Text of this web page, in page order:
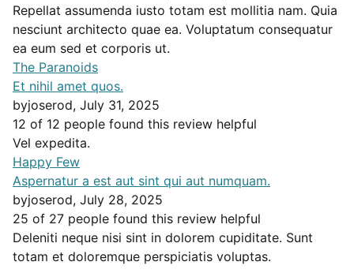
Repellat assumenda iusto totam est mollitia nam. Quia
nesciunt architecto quae ea. Voluptatum consequatur
ea eum sed et corporis ut.
The Paranoids
Et nihil amet quos.
byjoserod, July 31, 2025
12 of 12 people found this review helpful
Vel expedita.
Happy Few
Aspernatur a est aut sint qui aut numquam.
byjoserod, July 28, 2025
25 of 27 people found this review helpful
Deleniti neque nisi sint in dolorem cupiditate. Sunt
totam et doloremque perspiciatis voluptas.